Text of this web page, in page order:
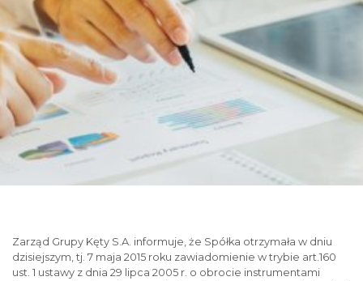
Zarząd Grupy Kęty S.A. informuje, że Spółka otrzymała w dniu
dzisiejszym, tj. 7 maja 2015 roku zawiadomienie w trybie art.160
ust. 1 ustawy z dnia 29 lipca 2005 r. o obrocie instrumentami